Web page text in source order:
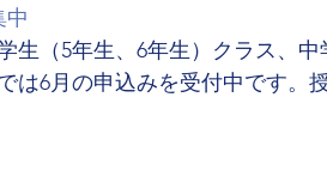
中
生（5年生、6年生）クラス、
は6月の申込みを受付中です。